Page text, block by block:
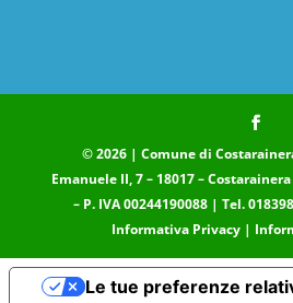
© 2026 | Comune di
Emanuele II, 7 – 18017 –
– P. IVA 00244190088 | Tel.
Informativa Privacy |
Le tue preferenze